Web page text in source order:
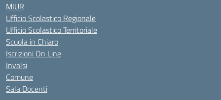
MIUR
Ufficio Scolastico Regionale
Ufficio Scolastico Territoriale
Scuola in Chiaro
Iscrizioni On Line
Invalsi
Comune
Sala Docenti